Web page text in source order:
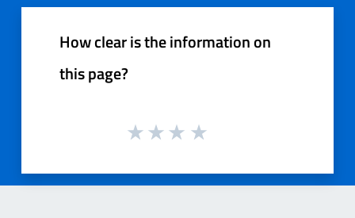
How clear is the information on
this page?